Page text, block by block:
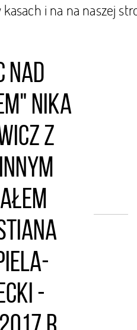
i na na naszej
nad
Nika
z
-